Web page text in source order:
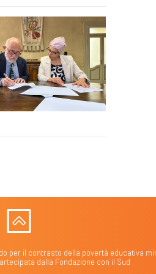
per il contrasto della povertà educativa
dalla Fondazione con il Sud